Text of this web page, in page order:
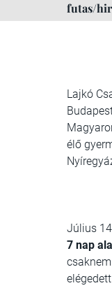
futas/
Lajkó
élő
Július
7 nap